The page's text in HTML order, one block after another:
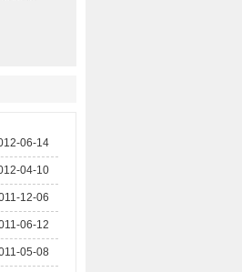
06-14
04-10
12-06
06-12
05-08